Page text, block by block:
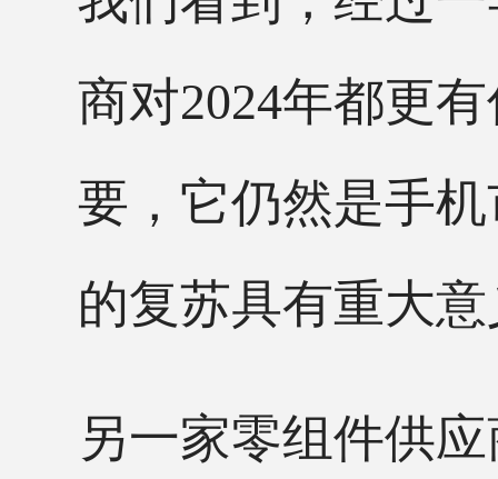
商对2024年都更
要，它仍然是手
的复苏具有重大
另一家零组件供